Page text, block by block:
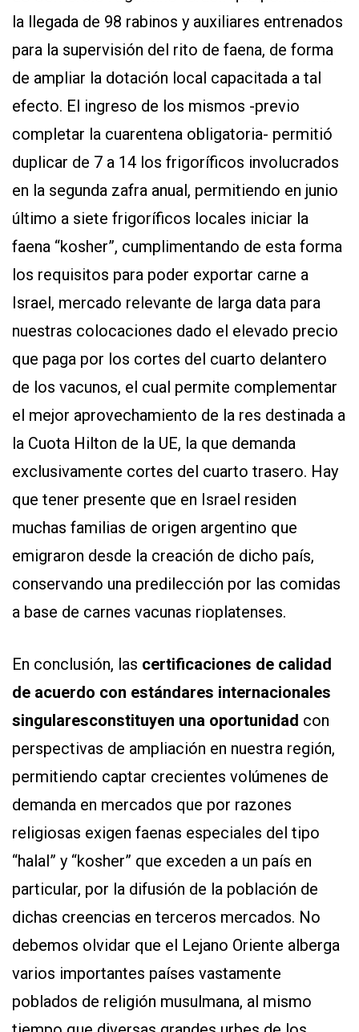
la llegada de 98 rabinos y auxiliares entrenados
para la supervisión del rito de faena, de forma
de ampliar la dotación local capacitada a tal
efecto. El ingreso de los mismos -previo
completar la cuarentena obligatoria- permitió
duplicar de 7 a 14 los frigoríficos involucrados
en la segunda zafra anual, permitiendo en junio
último a siete frigoríficos locales iniciar la
faena “kosher”, cumplimentando de esta forma
los requisitos para poder exportar carne a
Israel, mercado relevante de larga data para
nuestras colocaciones dado el elevado precio
que paga por los cortes del cuarto delantero
de los vacunos, el cual permite complementar
el mejor aprovechamiento de la res destinada a
la Cuota Hilton de la UE, la que demanda
exclusivamente cortes del cuarto trasero. Hay
que tener presente que en Israel residen
muchas familias de origen argentino que
emigraron desde la creación de dicho país,
conservando una predilección por las comidas
a base de carnes vacunas rioplatenses.
En conclusión, las certificaciones de calidad
de acuerdo con estándares internacionales
singularesconstituyen una oportunidad con
perspectivas de ampliación en nuestra región,
permitiendo captar crecientes volúmenes de
demanda en mercados que por razones
religiosas exigen faenas especiales del tipo
“halal” y “kosher” que exceden a un país en
particular, por la difusión de la población de
dichas creencias en terceros mercados. No
debemos olvidar que el Lejano Oriente alberga
varios importantes países vastamente
poblados de religión musulmana, al mismo